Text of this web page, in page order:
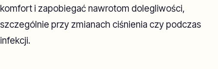
komfort i zapobiegać nawrotom dolegliwości,
szczególnie przy zmianach ciśnienia czy podczas
infekcji.